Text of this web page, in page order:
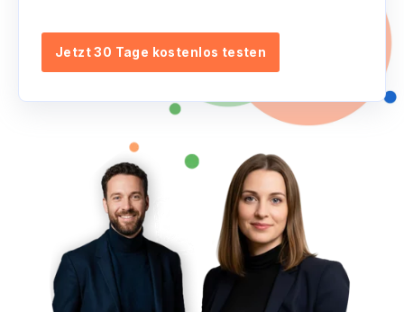
Jetzt 30 Tage kostenlos testen